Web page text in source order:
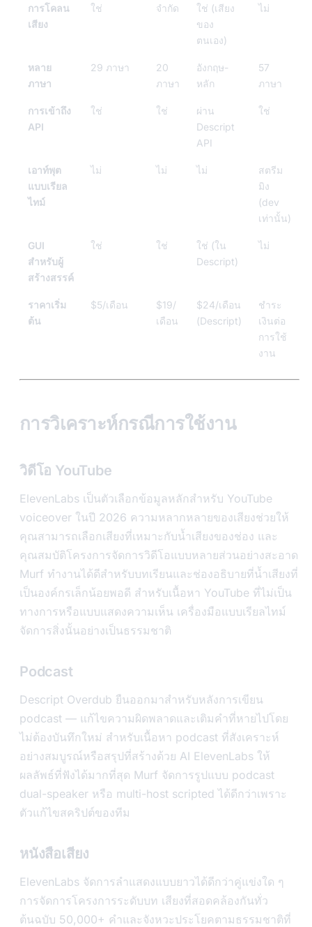
การโคลน
เสียง
ใช่ จำกัด
ใช่ (เสียง
ของ
ตนเอง)
ไม่
หลาย
ภาษา
29 ภาษา
20
ภาษา
อังกฤษ-
หลัก
57
ภาษา
การเข้าถึง
API
ใช่ ใช่
ผ่าน
Descript
API
ใช่
เอาท์พุต
แบบเรียล
ไทม์
ไม่ ไม่ ไม่
สตรีม
มิง
(dev
เท่านั้น)
GUI
สำหรับผู้
สร้างสรรค์
ใช่ ใช่
ใช่ (ใน
Descript)
ไม่
ราคาเริ่ม
ต้น
$5/เดือน
$19/
เดือน
$24/เดือน
(Descript)
ชำระ
เงินต่อ
การใช้
งาน
การวิเคราะห์กรณีการใช้งาน
วิดีโอ YouTube
ElevenLabs เป็นตัวเลือกข้อมูลหลักสำหรับ YouTube
voiceover ในปี 2026 ความหลากหลายของเสียงช่วยให้
คุณสามารถเลือกเสียงที่เหมาะกับน้ำเสียงของช่อง และ
คุณสมบัติโครงการจัดการวิดีโอแบบหลายส่วนอย่างสะอาด
Murf ทำงานได้ดีสำหรับบทเรียนและช่องอธิบายที่น้ำเสียงที่
เป็นองค์กรเล็กน้อยพอดี สำหรับเนื้อหา YouTube ที่ไม่เป็น
ทางการหรือแบบแสดงความเห็น เครื่องมือแบบเรียลไทม์
จัดการสิ่งนั้นอย่างเป็นธรรมชาติ
Podcast
Descript Overdub ยืนออกมาสำหรับหลังการเขียน
podcast — แก้ไขความผิดพลาดและเติมคำที่หายไปโดย
ไม่ต้องบันทึกใหม่ สำหรับเนื้อหา podcast ที่สังเคราะห์
อย่างสมบูรณ์หรือสรุปที่สร้างด้วย AI ElevenLabs ให้
ผลลัพธ์ที่ฟังได้มากที่สุด Murf จัดการรูปแบบ podcast
dual-speaker หรือ multi-host scripted ได้ดีกว่าเพราะ
ตัวแก้ไขสคริปต์ของทีม
หนังสือเสียง
ElevenLabs จัดการลำแสดงแบบยาวได้ดีกว่าคู่แข่งใด ๆ
การจัดการโครงการระดับบท เสียงที่สอดคล้องกันทั่ว
ต้นฉบับ 50,000+ คำและจังหวะประโยคตามธรรมชาติที่